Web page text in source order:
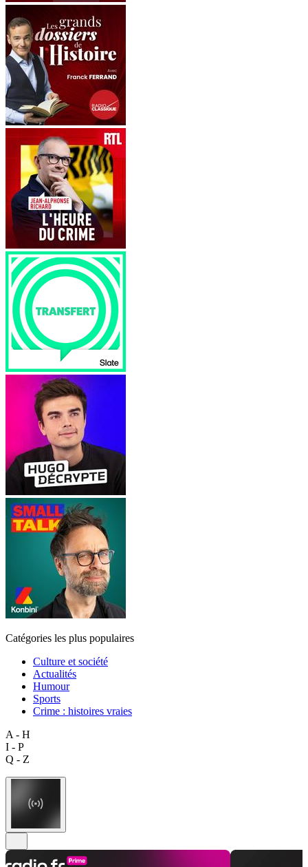
Catégories les plus populaires
Culture et société
Actualités
Humour
Sports
Crime : histoires vraies
A - H
I - P
Q - Z